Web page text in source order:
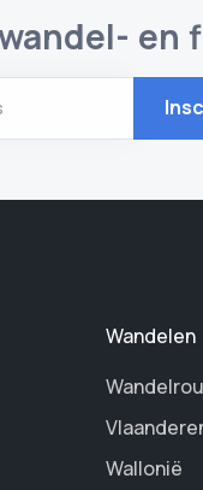
en
Wandelen
Wallonië